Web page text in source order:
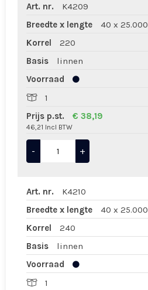
Art. nr.
K4209
Breedte x lengte
40 x 25.000
Korrel
220
Basis
linnen
Voorraad
1
Prijs p.st.
€ 38,19
46,21 Incl BTW
- +
Art. nr.
K4210
Breedte x lengte
40 x 25.000
Korrel
240
Basis
linnen
Voorraad
1